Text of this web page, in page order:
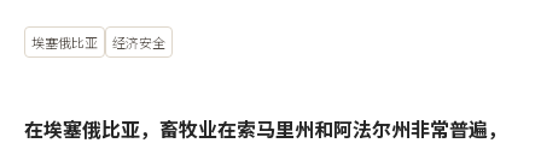
埃塞俄比亚 经济安全
在埃塞俄比亚，畜牧业在索马里州和阿法尔州非常普遍，